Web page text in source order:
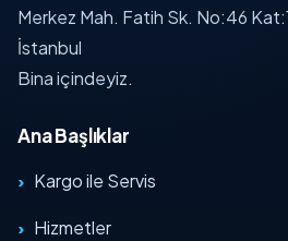
Merkez Mah. Fatih Sk. No:46
İstanbul
Bina içindeyiz.
Ana Başlıklar
Kargo ile Servis
Hizmetler